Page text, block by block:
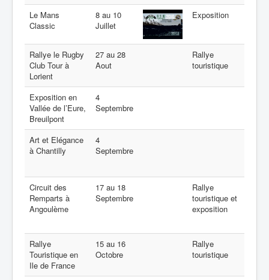
Le Mans
Classic
8 au 10
Juillet
Exposition
Rallye le Rugby
Club Tour à
Lorient
27 au 28
Aout
Rallye
touristique
Exposition en
Vallée de l’Eure,
Breuilpont
4
Septembre
Art et Elégance
à Chantilly
4
Septembre
Circuit des
Remparts à
Angoulème
17 au 18
Septembre
Rallye
touristique et
exposition
Rallye
Touristique en
Ile de France
15 au 16
Octobre
Rallye
touristique